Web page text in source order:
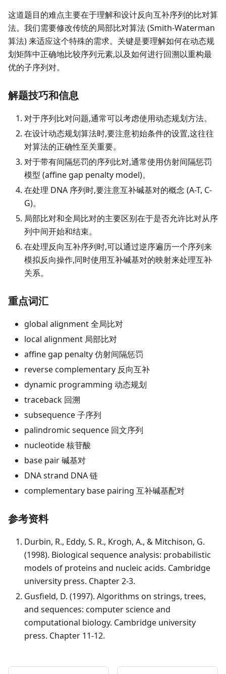
这道题目的难点主要在于理解和设计反向互补序列的比对算
法。我们需要修改传统的局部比对算法 (Smith-Waterman
算法) 来适应这个特殊的需求。关键是要理解如何在动态规
划矩阵中正确地比较序列元素,以及如何进行回溯以重构最
优的子序列对。
解题技巧和信息
对于序列比对问题,通常可以考虑使用动态规划方法。
在设计动态规划算法时,要注意初始条件的设置,这往往
对算法的正确性至关重要。
对于带有间隔惩罚的序列比对,通常使用仿射间隔惩罚
模型 (affine gap penalty model)。
在处理 DNA 序列时,要注意互补碱基对的概念 (A-T, C-
G)。
局部比对和全局比对的主要区别在于是否允许比对从序
列中间开始和结束。
在处理反向互补序列时,可以通过逆序遍历一个序列来
模拟反向操作,同时使用互补碱基对的映射来处理互补
关系。
重点词汇
global alignment 全局比对
local alignment 局部比对
affine gap penalty 仿射间隔惩罚
reverse complementary 反向互补
dynamic programming 动态规划
traceback 回溯
subsequence 子序列
palindromic sequence 回文序列
nucleotide 核苷酸
base pair 碱基对
DNA strand DNA 链
complementary base pairing 互补碱基配对
参考资料
Durbin, R., Eddy, S. R., Krogh, A., & Mitchison, G.
(1998). Biological sequence analysis: probabilistic
models of proteins and nucleic acids. Cambridge
university press. Chapter 2-3.
Gusfield, D. (1997). Algorithms on strings, trees,
and sequences: computer science and
computational biology. Cambridge university
press. Chapter 11-12.